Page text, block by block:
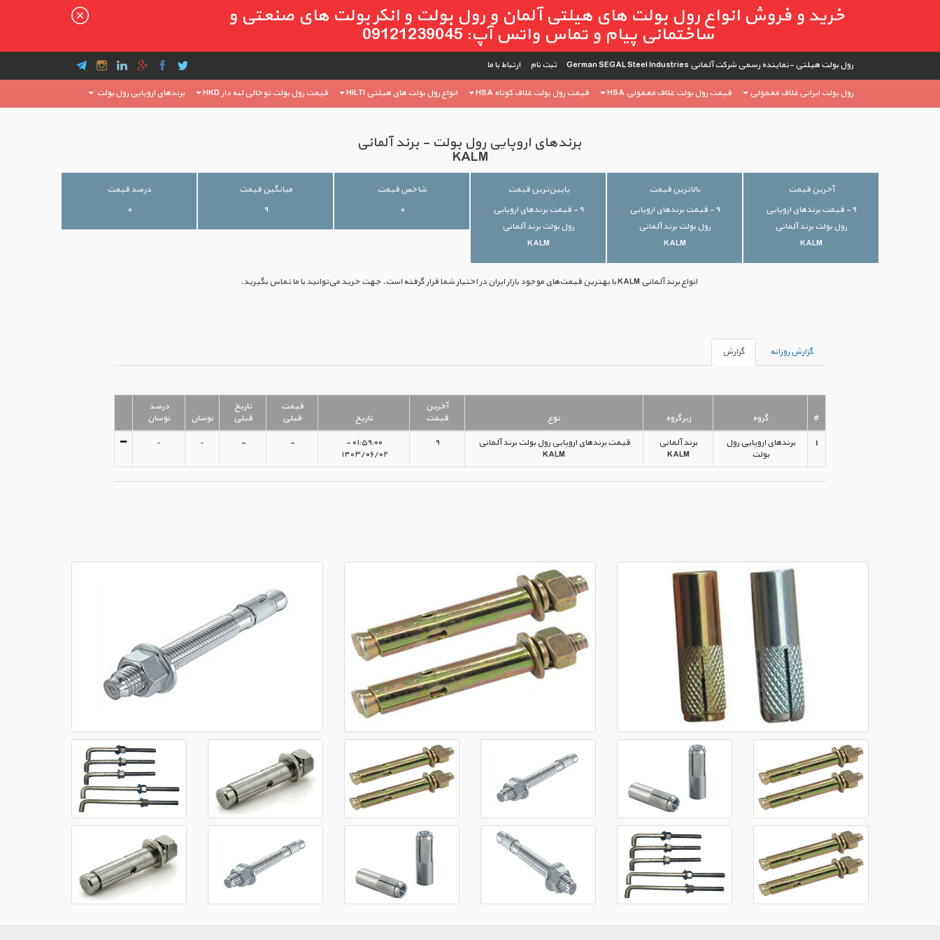
خرید و فروش انواع رول بولت های هیلتی آلمان و رول بولت و انکر بولت های صنعتی و
ساختمانی پیام و تماس واتس آپ: 09121239045
رول بولت هیلتی -نماینده رسمی شرکت آلمانی German SEGAL Steel Industries ثبت ‌نام ارتباط با ما
رول بولت ایرانی غلاف معمولی قیمت رول بولت غلاف معمولی HSA قیمت رول بولت غلاف کوتاه HSA انواع رول بولت های هیلتی HILTI قیمت رول بولت توخالی لبه دار HKD برندهای اروپایی رول بولت
برندهای اروپایی رول بولت - برند آلمانی
KALM
آخرین قیمت
۹ - قیمت برندهای اروپایی
رول بولت برند آلمانی
KALM
بالاترین قیمت
۹ - قیمت برندهای اروپایی
رول بولت برند آلمانی
KALM
پایین‌ترین قیمت
۹ - قیمت برندهای اروپایی
رول بولت برند آلمانی
KALM
شاخص قیمت
۰
میانگین قیمت
۹
درصد قیمت
۰
انواع برند آلمانی KALM با بهترین قیمت‌های موجود بازار ایران در اختیار شما قرار گرفته است. جهت خرید می‌توانید با ما تماس بگیرید.
گزارش روزانه گزارش
# گروه زیرگروه نوع
آخرین
قیمت
تاریخ
قیمت
قبلی
تاریخ
قبلی
نوسان
درصد
نوسان
1
برندهای اروپایی رول
بولت
برند آلمانی
KALM
قیمت برندهای اروپایی رول بولت برند آلمانی
KALM
۹
۰۱:۵۹:۰۰ -
۱۴۰۳/۰۶/۰۲
-
-
-
-